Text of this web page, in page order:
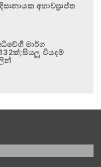
අභාවප්‍රාප්ත
මාර්ග
වියදම්